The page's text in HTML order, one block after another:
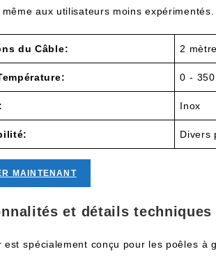
aux utilisateurs moins expérimentés.
du Câble: 2
0 ⁢- 350
Inox
Divers
MAINTENANT
et détails techniques
est⁢ spécialement conçu pour les poêles⁤ à